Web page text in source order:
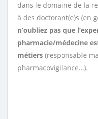
dans le domaine de la
à des doctorant(e)s (en
n’oubliez pas que
pharmacie/médecine
métiers (responsable
pharmacovigilance…).